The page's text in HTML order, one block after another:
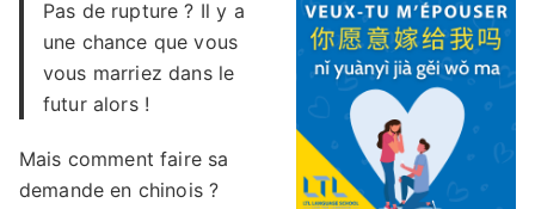
Pas de rupture ? Il y a
une chance que vous
vous marriez dans le
futur alors !
Mais comment faire sa
demande en chinois ?